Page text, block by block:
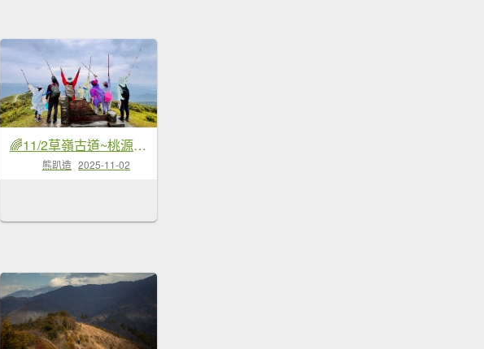
🌈11/2草嶺古道~桃源谷~灣坑頭山~大里天公廟✨FB：熊熊趴爬走🌈
熊趴造 2025-11-02